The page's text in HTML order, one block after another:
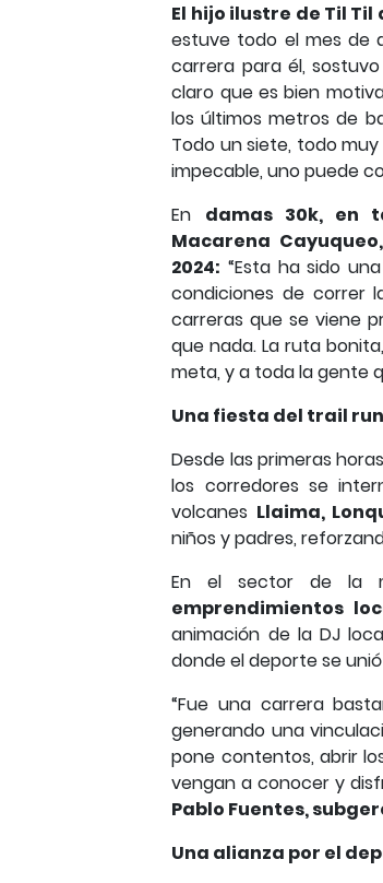
El hijo ilustre de Til
estuve todo el mes de
carrera para él,
claro que es bien
los últimos metros de
Todo un siete, todo
impecable, uno puede
En damas 30k, en
Macarena
2024: “Esta ha sido
condiciones de correr
carreras que se viene
que nada. La ruta
meta, y a toda la gente
Una fiesta del trail
Desde las primeras
los corredores se
volcanes Llaima,
niños y padres,
En el sector de la
emprendimientos
animación de la DJ
donde el deporte se
“Fue una carrera
generando una
pone contentos, abrir
vengan a conocer y
Pablo Fuentes,
Una alianza por el